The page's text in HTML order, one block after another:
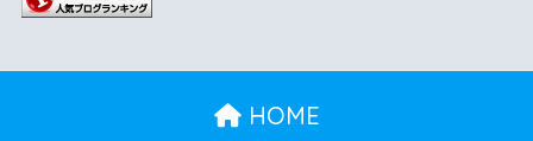
HOME